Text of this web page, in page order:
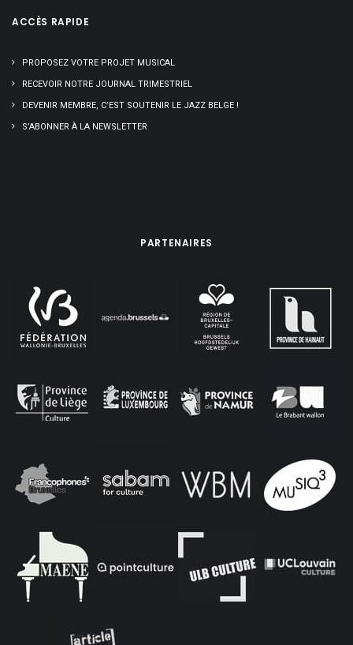
ACCÈS RAPIDE
PROPOSEZ VOTRE PROJET MUSICAL
RECEVOIR NOTRE JOURNAL TRIMESTRIEL
DEVENIR MEMBRE, C’EST SOUTENIR LE JAZZ BELGE !
S’ABONNER À LA NEWSLETTER
PARTENAIRES